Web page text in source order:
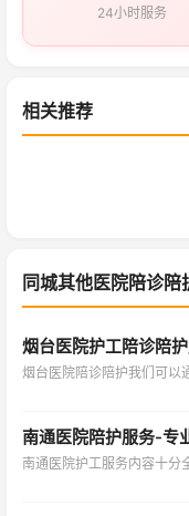
24小时服务
相关推荐
同城其他医院陪诊陪
烟台医院护工陪诊陪
烟台医院陪诊陪护我们可以
南通医院陪护服务-专
南通医院护工服务内容十分